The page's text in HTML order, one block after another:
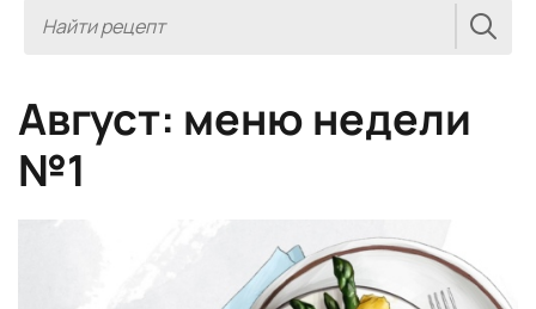
Август: меню недели
№1